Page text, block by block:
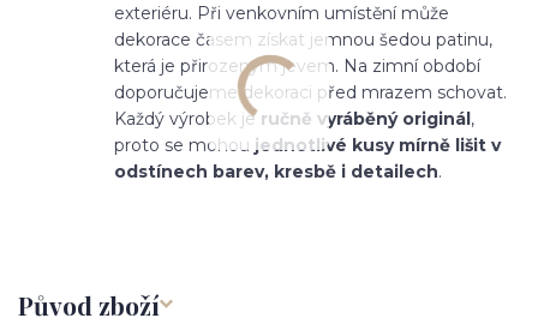
exteriéru. Při venkovním umístění může
dekorace časem získat jemnou šedou patinu,
která je přirozeným jevem. Na zimní období
doporučujeme dekoraci před mrazem schovat.
Každý výrobek jeručně vyráběný originál,
proto se mohou jednotlivé kusy mírně lišit v
odstínech barev, kresbě i detailech.
Původ zboží